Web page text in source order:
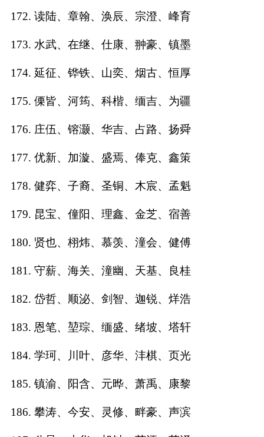
172. 读陆、章翰、涣辰、宗澄、峰育
173. 水武、在继、仕康、翀豪、镇墨
174. 延征、铧铁、山奕、烟古、恒厚
175. 傈皆、河筠、科楷、缅吉、为疆
176. 庄伍、镕灏、华吉、占路、扬舜
177. 优新、加漩、盛焉、俸克、鑫策
178. 健弈、子裔、圣铜、木宸、孟魁
179. 昆宝、僮阳、理鑫、金芝、宿善
180. 贤也、栩炜、慕羡、潼会、健傅
181. 守薪、海关、潼幽、天基、良桂
182. 岱哲、顺泌、剑智、迦锐、烊浩
183. 恩笔、堃琮、缅盛、绪坡、塔轩
184. 学珂、川叶、彦华、沣棋、页光
185. 镇渝、阳含、元晔、萧禹、康黎
186. 攀涛、今安、灵修、畔豪、声滨